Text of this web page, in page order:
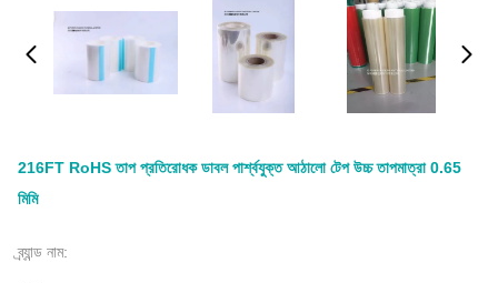
216FT RoHS তাপ প্রতিরোধক ডাবল পার্শ্বযুক্ত আঠালো টেপ উচ্চ তাপমাত্রা 0.65
মিমি
ব্র্যান্ড নাম: